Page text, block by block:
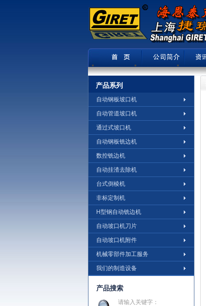
产品系列
自动钢板坡口机
自动管道坡口机
通过式坡口机
自动钢板铣边机
数控铣边机
自动挂渣去除机
台式倒棱机
非标定制机
H型钢自动铣边机
自动坡口机刀片
自动坡口机附件
机械零部件加工服务
我们的制造设备
产品搜索
请输入关键字：